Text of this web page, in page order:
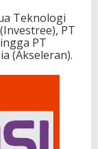
Teknologi
PT
PT
(Akseleran).